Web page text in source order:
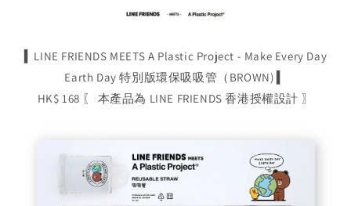
▍LINE FRIENDS MEETS A Plastic Project - Make Every Day
Earth Day 特別版環保吸吸管（BROWN) ▍
HK$ 168 〖 本產品為 LINE FRIENDS 香港授權設計 〗